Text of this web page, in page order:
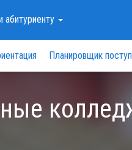
абитуриенту
Планировщик